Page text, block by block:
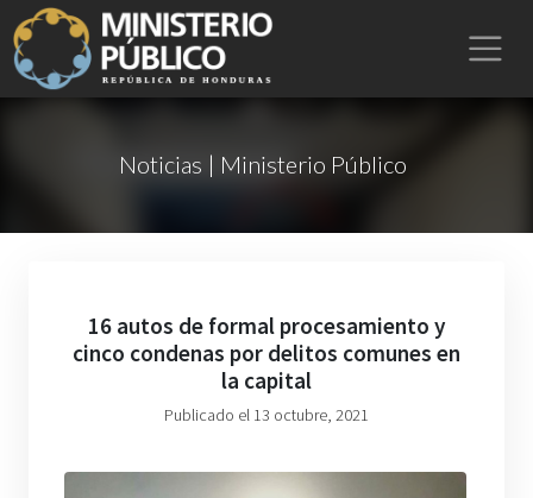
Noticias | Ministerio Público
16 autos de formal procesamiento y
cinco condenas por delitos comunes en
la capital
Publicado el 13 octubre, 2021